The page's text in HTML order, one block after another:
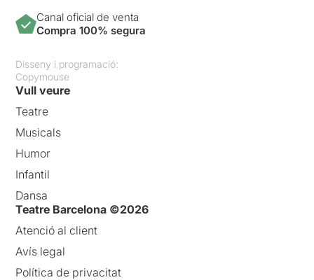
Canal oficial de venta
Compra 100% segura
Disseny i programació:
Copymouse
Vull veure
Teatre
Musicals
Humor
Infantil
Dansa
Teatre Barcelona ©2026
Atenció al client
Avís legal
Política de privacitat